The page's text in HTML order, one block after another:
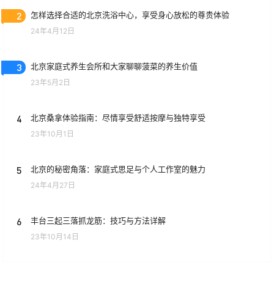
2 怎样选择合适的北京洗浴中心，享受身心放松的尊贵体验
24年4月12日
3 北京家庭式养生会所和大家聊聊菠菜的养生价值
23年5月2日
4 北京桑拿体验指南：尽情享受舒适按摩与独特享受
23年10月1日
5 北京的秘密角落：家庭式思足与个人工作室的魅力
24年4月27日
6 丰台三起三落抓龙筋：技巧与方法详解
23年10月14日